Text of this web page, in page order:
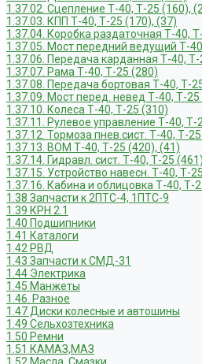
1.37.02. Сцепление Т-40, Т-25 (160),
1.37.03. КПП Т-40, Т-25 (170), (37)
1.37.04. Коробка раздаточная Т-40,
1.37.05. Мост передний ведущий Т-
1.37.06. Передача карданная Т-40,
1.37.07. Рама Т-40, Т-25 (280)
1.37.08. Передача бортовая Т-40, Т-
1.37.09. Мост перед. невед Т-40, Т-25
1.37.10. Колеса Т-40, Т-25 (310)
1.37.11. Рулевое управление Т-40, Т-
1.37.12. Тормоза пнев.сист. Т-40, Т-
1.37.13. ВОМ Т-40, Т-25 (420), (41)
1.37.14. Гидравл. сист. Т-40, Т-25
1.37.15. Устройство навесн. Т-40, Т-
1.37.16. Кабина и облицовка Т-40, Т-
1.38 Запчасти к 2ПТС-4, 1ПТС-9
1.39 КРН 2.1
1.40 Подшипники
1.41 Каталоги
1.42 РВД
1.43 Запчасти к СМД-31
1.44 Электрика
1.45 Манжеты
1.46. Разное
1.47 Диски колесные и автошины
1.49 Сельхозтехника
1.50 Ремни
1.51 КАМАЗ,МАЗ